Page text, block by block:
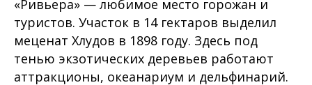
«Ривьера» — любимое место горожан и
туристов. Участок в 14 гектаров выделил
меценат Хлудов в 1898 году. Здесь под
тенью экзотических деревьев работают
аттракционы, океанариум и дельфинарий.